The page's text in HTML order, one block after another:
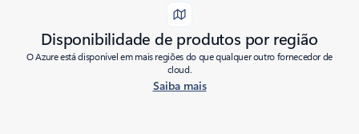
Disponibilidade de produtos por região
O Azure está disponível em mais regiões do que qualquer outro fornecedor de
cloud.
Saiba mais